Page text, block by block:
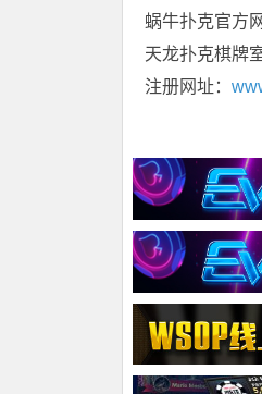
蜗牛扑克官方
天龙扑克棋牌
注册网址：